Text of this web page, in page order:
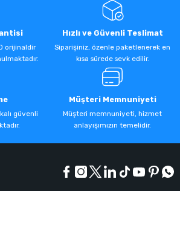
orijinaldir
Hızlı ve Güvenli Teslimat
Siparişiniz, özenle paketlenerek en
kısa sürede sevk edilir.
güvenli
Müşteri Memnuniyeti
Müşteri memnuniyeti, hizmet
anlayışımızın temelidir.